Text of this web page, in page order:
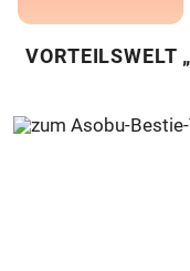
VORTEILSWELT